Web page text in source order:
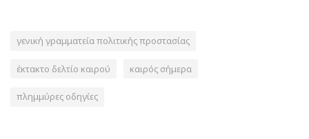
γενική γραμματεία πολιτικής προστασίας
έκτακτο δελτίο καιρού καιρός σήμερα
πλημμύρες οδηγίες